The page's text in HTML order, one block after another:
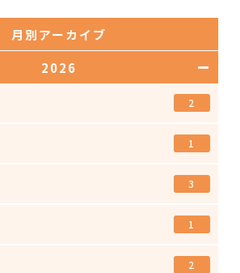
月別アーカイブ
2026
2
1
3
1
2